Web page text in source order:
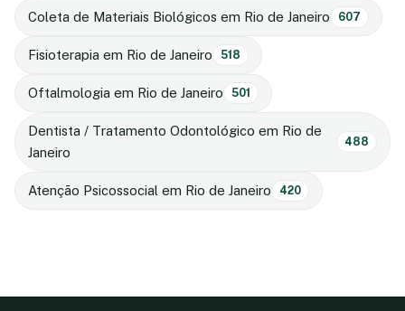
Coleta de Materiais Biológicos em Rio de Janeiro 607
Fisioterapia em Rio de Janeiro 518
Oftalmologia em Rio de Janeiro 501
Dentista / Tratamento Odontológico em Rio de
Janeiro
488
Atenção Psicossocial em Rio de Janeiro 420